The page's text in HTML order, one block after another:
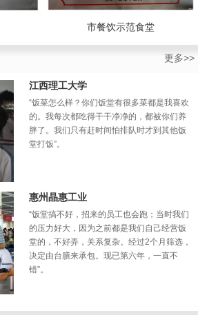
市餐饮示范食堂
更多>>
江西理工大学
“饭菜怎么样？你们饭堂有很多菜都是我喜欢
的。我每次都吃得干干净净的，都被你们养
胖了。我们只有赶时间怕排队时才到其他饭
堂打饭”。
惠州晶惠工业
“饭堂搞不好，招来的员工也会跑；当时我们
的压力好大，因为之前都是我们自己经营饭
堂的，不好弄，关系复杂。经过2个月筛选，
决定由台膳来承包。现已第六年，一直不
错”。